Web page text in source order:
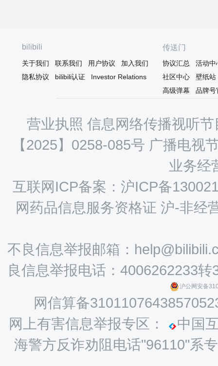
bilibili
关于我们 联系我们 用户协议
加入我们
隐私协议
bilibili认证 Investor Relations
传送门
协议汇总
活动中
社区中心
壁纸站
高级弹幕
品牌号
营业执照 信息网络传播视听
【2025】0258-085号 广播电视
业务经
互联网ICP备案：沪ICP备
网药品信息服务资格证 沪-非经
不良信息举报邮箱：
良信息举报电话：4006262233转
沪公网安备
网信算备
网上有害信息举报专区：
中国
海警方反诈劝阻电话"96110"系